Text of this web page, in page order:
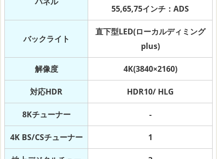
55,65,75インチ：ADS
バックライト
直下型LED(ローカルディミング
plus)
解像度 4K(3840×2160)
対応HDR HDR10/ HLG
8Kチューナー -
4K BS/CSチューナー 1